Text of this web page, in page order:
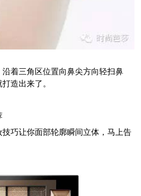
沿着三角区位置向鼻尖方向轻扫鼻
造出来了。
巧让你面部轮廓瞬间立体，马上告